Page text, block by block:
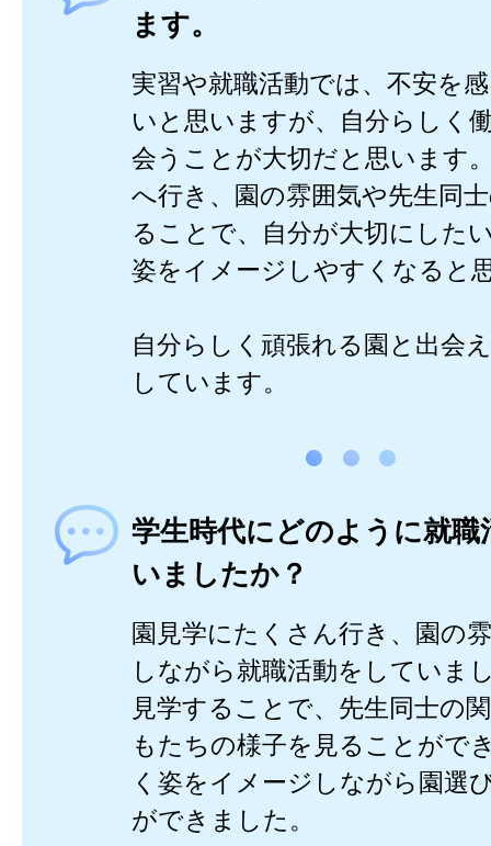
ます。
実習や就職活動では、不安を
いと思いますが、自分らしく
会うことが大切だと思います
へ行き、園の雰囲気や先生同
ることで、自分が大切にした
姿をイメージしやすくなると
自分らしく頑張れる園と出会
しています。
学生時代にどのように就職
いましたか？
園見学にたくさん行き、園の
しながら就職活動をしていま
見学することで、先生同士の
もたちの様子を見ることがで
く姿をイメージしながら園選
ができました。